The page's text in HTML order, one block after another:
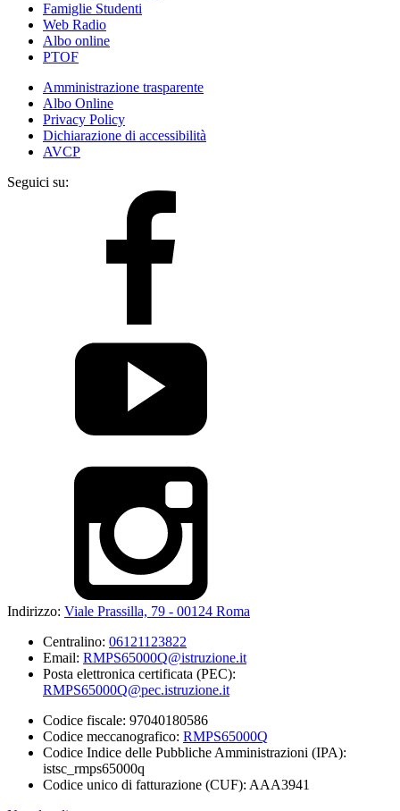
Famiglie Studenti
Web Radio
Albo online
PTOF
Amministrazione trasparente
Albo Online
Privacy Policy
Dichiarazione di accessibilità
AVCP
Seguici su:
Indirizzo: Viale Prassilla, 79 - 00124 Roma
Centralino: 06121123822
Email: RMPS65000Q@istruzione.it
Posta elettronica certificata (PEC):
RMPS65000Q@pec.istruzione.it
Codice fiscale: 97040180586
Codice meccanografico: RMPS65000Q
Codice Indice delle Pubbliche Amministrazioni (IPA):
istsc_rmps65000q
Codice unico di fatturazione (CUF): AAA3941